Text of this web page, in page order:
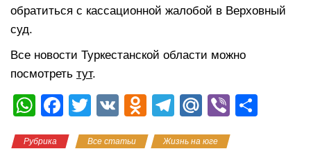
обратиться с кассационной жалобой в Верховный
суд.
Все новости Туркестанской области можно
посмотреть тут.
W
at
F
c
T
tt
V
O
n
T
e
M
.R
Vi
Рубрика Все статьи Жизнь на юге